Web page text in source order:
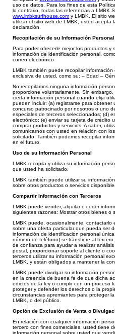
uso de datos. Para los fines de esta
lo contrario, todas las referencias a LMBK
www.lmbksurfhouse.com y LMBK. El sitio
utilizar el sitio web de LMBK, usted acepta
declaración.
Recopilación de su Información Personal
Para poder ofrecerle mejor los productos y
información de identificación personal,
correo electrónico
LMBK también puede recopilar
exclusiva de usted, como su: – Edad –
No recopilamos ninguna información
proporcione voluntariamente. Sin
cierta información personal cuando elija
pueden incluir: (a) registrarse para obtener
concurso patrocinado por nosotros o uno
especiales de terceros seleccionados; (d)
electrónico; (e) enviar su tarjeta de crédito
comprar productos y servicios. A saber,
comunicarnos con usted en relación con
solicitado. También podemos recopilar
en el futuro.
Uso de su Información Personal
LMBK recopila y utiliza su información
que usted ha solicitado.
LMBK también puede utilizar su
sobre otros productos o servicios
Compartir Información con Terceros
LMBK puede vender, alquilar o ceder
siguientes razones: Mostrar otros bienes o
LMBK puede, ocasionalmente, contactarlo
sobre una oferta particular que pueda ser
información de identificación personal
número de teléfono) se transfiere al
de confianza para ayudar a realizar
postal, proporcionar soporte al cliente o
terceros utilizar su información personal
LMBK, y están obligados a mantener la
LMBK puede divulgar su información
en la creencia de buena fe de que dicha
edictos de la ley o cumplir con un proceso
proteger y defender los derechos o la
circunstancias apremiantes para proteger
LMBK, o del público.
Opción de Exclusión de Venta o
En relación con cualquier información
tercero con fines comerciales, usted tiene
información personal sobre usted que